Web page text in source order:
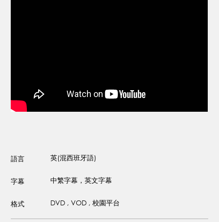
語言 英(混西班牙語)
字幕 中繁字幕，英文字幕
格式 DVD , VOD , 校園平台